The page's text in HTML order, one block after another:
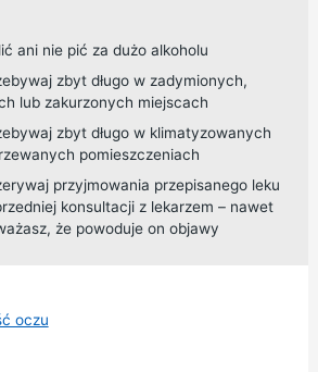
ani nie pić za dużo alkoholu
zbyt długo w zadymionych,
lub zakurzonych miejscach
zbyt długo w klimatyzowanych
pomieszczeniach
przyjmowania przepisanego leku
konsultacji z lekarzem – nawet
że powoduje on objawy
oczu